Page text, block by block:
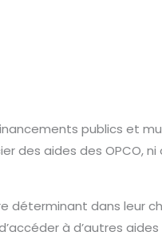
publics et
des aides des OPCO,
dans leur
à d’autres aides